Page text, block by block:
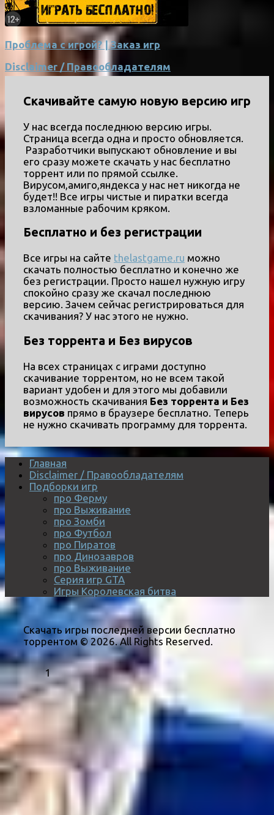
Проблема с игрой? | Заказ игр
Disclaimer / Правообладателям
Скачивайте самую новую версию игр
У нас всегда последнюю версию игры.
Страница всегда одна и просто обновляется.
Разработчики выпускают обновление и вы
его сразу можете скачать у нас бесплатно
торрент или по прямой ссылке.
Вирусом,амиго,яндекса у нас нет никогда не
будет!! Все игры чистые и пиратки всегда
взломанные рабочим кряком.
Бесплатно и без регистрации
Все игры на сайте thelastgame.ru можно
скачать полностью бесплатно и конечно же
без регистрации. Просто нашел нужную игру
спокойно сразу же скачал последнюю
версию. Зачем сейчас регистрироваться для
скачивания? У нас этого не нужно.
Без торрента и Без вирусов
На всех страницах с играми доступно
скачивание торрентом, но не всем такой
вариант удобен и для этого мы добавили
возможность скачивания Без торрента и Без
вирусов прямо в браузере бесплатно. Теперь
не нужно скачивать программу для торрента.
Главная
Disclaimer / Правообладателям
Подборки игр
про Ферму
про Выживание
про Зомби
про Футбол
про Пиратов
про Динозавров
про Выживание
Серия игр GTA
Игры Королевская битва
Скачать игры последней версии бесплатно
торрентом © 2026. All Rights Reserved.
1